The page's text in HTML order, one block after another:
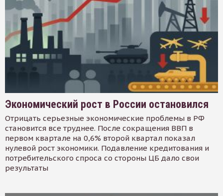
Экономический рост в России остановился
Отрицать серьезные экономические проблемы в РФ
становится все труднее. После сокращения ВВП в
первом квартале на 0,6% второй квартал показал
нулевой рост экономики. Подавление кредитования и
потребительского спроса со стороны ЦБ дало свои
результаты